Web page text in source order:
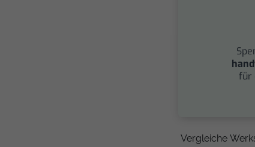
für
Vergleiche